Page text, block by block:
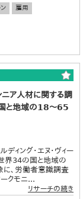
雇用
ア人材に関する調
と地域の18～65
ディング・エヌ・ヴィー
界34の国と地域の
、労働者意識調査
ークモニ...
リサーチの続き